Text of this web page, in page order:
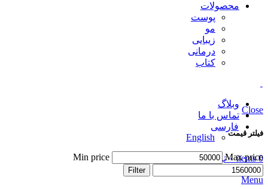
محصولات
پوست
مو
زیبایی
درمانی
کتاب
وبلاگ
تماس با ما
فارسی
English
0
items ۰ تومان
Login / Register
Menu
Allproducts
پوست۳۰ products
درمانی۴۵ products
راگان طلایی
زیبایی ۱ product
کتاب ۴ products
Close
فیلتر قیمت
Min price Max price
Filter